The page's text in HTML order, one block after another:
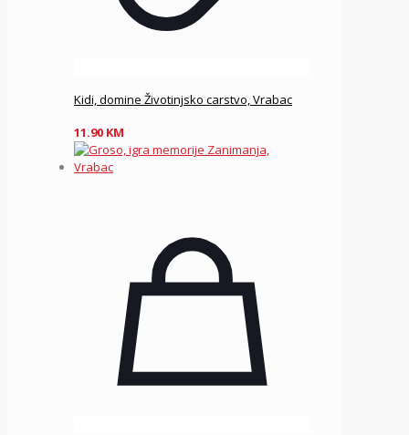
Kidi, domine Životinjsko carstvo, Vrabac
11.90 KM